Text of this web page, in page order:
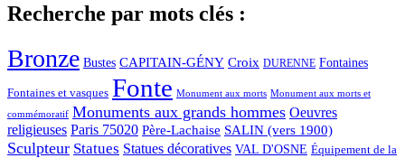
Recherche par mots clés :
Bronze Bustes CAPITAIN-GÉNY Croix DURENNE Fontaines
Fontaines et vasques Fonte Monument aux morts Monument aux morts et
commémoratif Monuments aux grands hommes Oeuvres
religieuses Paris 75020 Père-Lachaise SALIN (vers 1900)
Sculpteur Statues Statues décoratives VAL D'OSNE Équipement de la